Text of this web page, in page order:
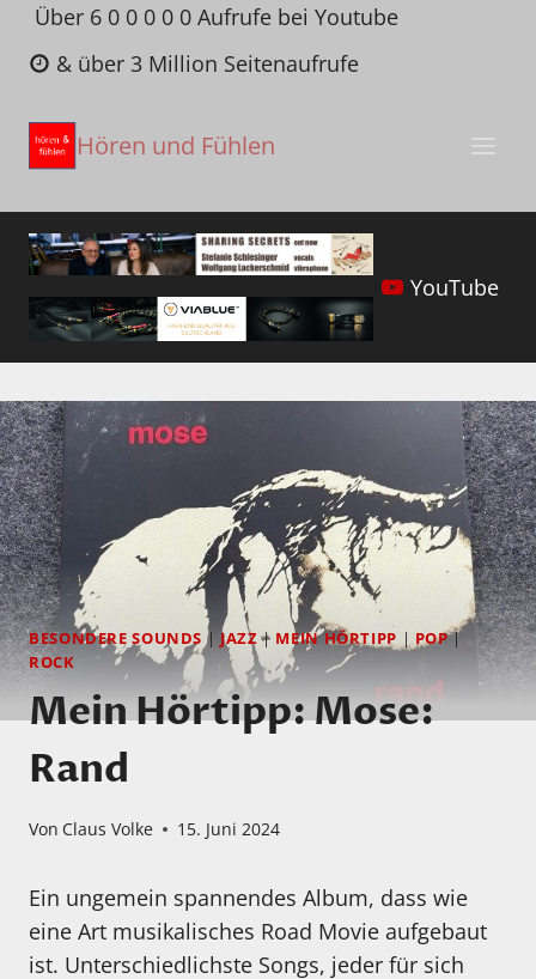
Zum
Inhalt
springen
Über 6 0 0 0 0 0 Aufrufe bei Youtube
& über 3 Million Seitenaufrufe
Hören und Fühlen
YouTube
BESONDERE SOUNDS | JAZZ| MEIN HÖRTIPP| POP|
ROCK
Mein Hörtipp: Mose:
Rand
Von Claus Volke 15. Juni 2024
Ein ungemein spannendes Album, dass wie
eine Art musikalisches Road Movie aufgebaut
ist. Unterschiedlichste Songs, jeder für sich